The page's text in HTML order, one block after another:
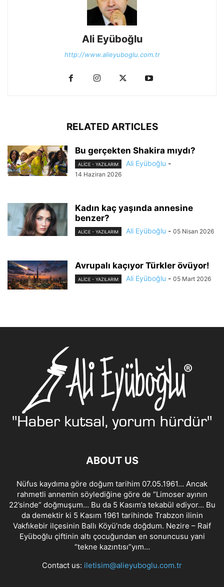
Ali Eyüboğlu
http://www.alieyuboglu.com.tr
RELATED ARTICLES
Bu gerçekten Shakira mıydı?
ALİCE - YAZILARIM Ali Eyüboğlu -
14 Haziran 2026
Kadın kaç yaşında annesine
benzer?
ALİCE - YAZILARIM Ali Eyüboğlu - 05 Nisan 2026
Avrupalı kaçıyor Türkler övüyor!
ALİCE - YAZILARIM Ali Eyüboğlu - 05 Mart 2026
ABOUT US
Nüfus kaydıma göre doğum tarihim 07.05.1961… Ancak
rahmetli annemin söylediğine göre de “Limoser ayının
22’sinde” doğmuşum… Bu da 5 Kasım’a tekabül ediyor… Bu
da demektir ki 5 Kasım 1961 tarihinde Trabzon ilinin
Vakfıkebir ilçesinin Ballı Köyü’nde doğdum. Nezire – Raif
Eyüboğlu çiftinin altı çocuğundan en sonuncusu yani
“tekne kazıntısı”yım…
Contact us: iletisim@alieyuboglu.com.tr